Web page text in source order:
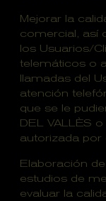
Mejorar la
comercial, así
los Usuarios/
telemáticos o
llamadas del
atención
que se le
DEL VALLÈS
autorizada por
Elaboración
estudios de
evaluar la